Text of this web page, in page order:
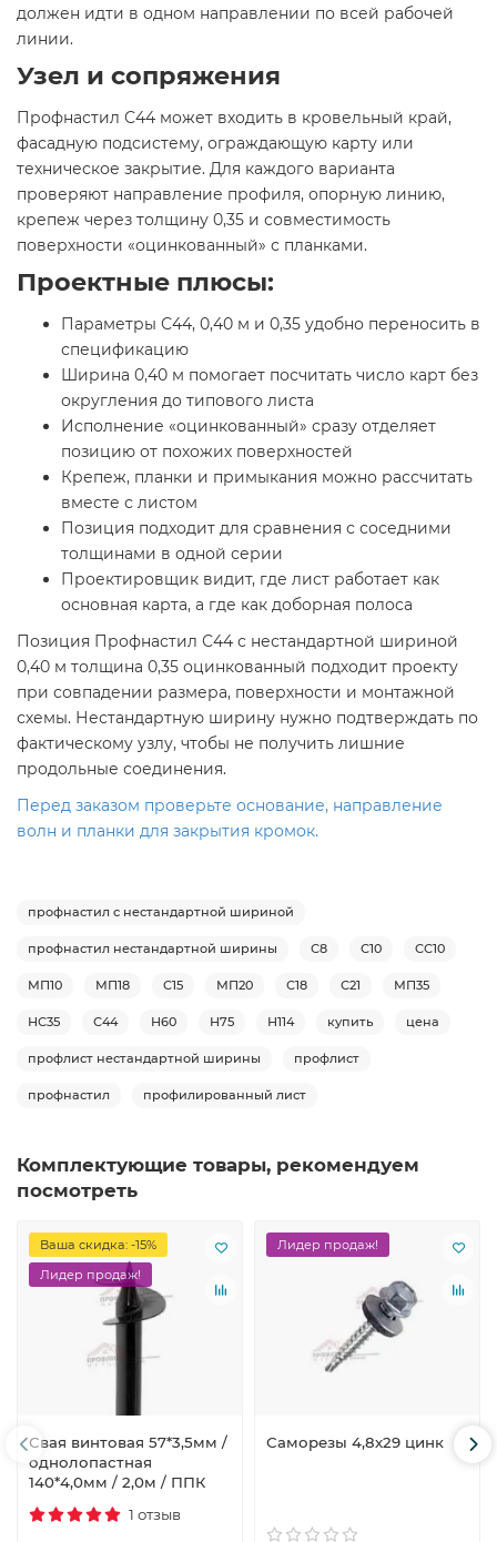
должен идти в одном направлении по всей рабочей
линии.
Узел и сопряжения
Профнастил С44 может входить в кровельный край,
фасадную подсистему, ограждающую карту или
техническое закрытие. Для каждого варианта
проверяют направление профиля, опорную линию,
крепеж через толщину 0,35 и совместимость
поверхности «оцинкованный» с планками.
Проектные плюсы:
Параметры С44, 0,40 м и 0,35 удобно переносить в
спецификацию
Ширина 0,40 м помогает посчитать число карт без
округления до типового листа
Исполнение «оцинкованный» сразу отделяет
позицию от похожих поверхностей
Крепеж, планки и примыкания можно рассчитать
вместе с листом
Позиция подходит для сравнения с соседними
толщинами в одной серии
Проектировщик видит, где лист работает как
основная карта, а где как доборная полоса
Позиция Профнастил С44 с нестандартной шириной
0,40 м толщина 0,35 оцинкованный подходит проекту
при совпадении размера, поверхности и монтажной
схемы. Нестандартную ширину нужно подтверждать по
фактическому узлу, чтобы не получить лишние
продольные соединения.
Перед заказом проверьте основание, направление
волн и планки для закрытия кромок.
профнастил с нестандартной шириной
профнастил нестандартной ширины С8 С10 СС10
МП10 МП18 С15 МП20 С18 С21 МП35
НС35 С44 Н60 Н75 Н114 купить цена
профлист нестандартной ширины профлист
профнастил профилированный лист
Комплектующие товары, рекомендуем
посмотреть
Ваша скидка: -15%
Лидер продаж!
Свая винтовая 57*3,5мм /
однолопастная
140*4,0мм / 2,0м / ППК
1 отзыв
Лидер продаж!
Саморезы 4,8х29 цинк